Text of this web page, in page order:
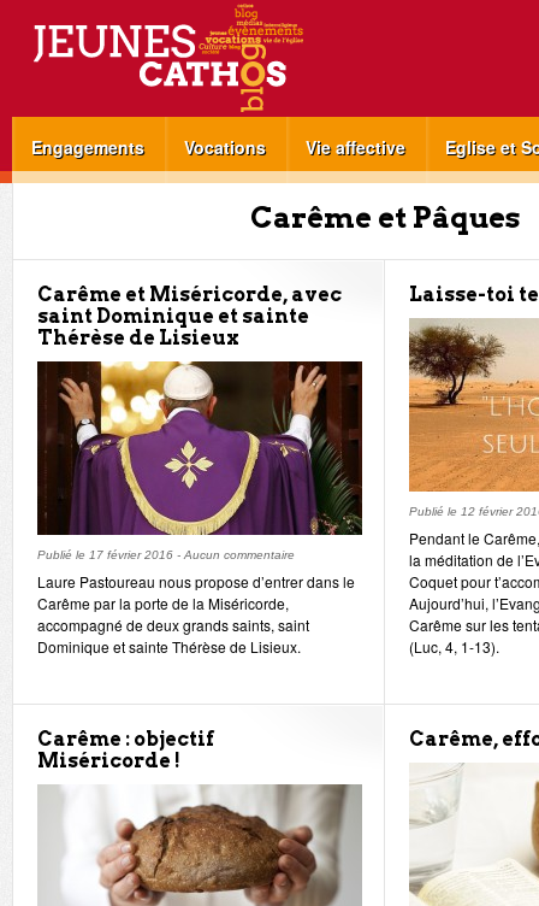
Engagements Vocations Vie affective Eglise et
Carême et Pâques
Carême et Miséricorde, avec
saint Dominique et sainte
Thérèse de Lisieux
Publié le 17 février 2016 - Aucun commentaire
Laure Pastoureau nous propose d’entrer dans le
Carême par la porte de la Miséricorde,
accompagné de deux grands saints, saint
Dominique et sainte Thérèse de Lisieux.
Laisse-toi
Publié le 12 février
Pendant le
la méditation de
Coquet pour
Aujourd’hui,
Carême sur les
(Luc, 4, 1-13).
Carême : objectif
Miséricorde !
Carême,